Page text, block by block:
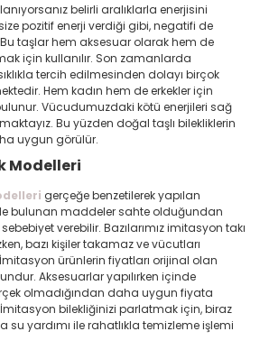
belirli aralıklarla enerjisini
pozitif enerji verdiği gibi, negatifi de
taşlar hem aksesuar olarak hem de
için kullanılır. Son zamanlarda
tercih edilmesinden dolayı birçok
Hem kadın hem de erkekler için
Vücudumuzdaki kötü enerjileri sağ
Bu yüzden doğal taşlı bilekliklerin
uygun görülür.
Modelleri
gerçeğe benzetilerek yapılan
bulunan maddeler sahte olduğundan
verebilir. Bazılarımız imitasyon takı
bazı kişiler takamaz ve vücutları
ürünlerin fiyatları orijinal olan
Aksesuarlar yapılırken içinde
olmadığından daha uygun fiyata
bilekliğinizi parlatmak için, biraz
su yardımı ile rahatlıkla temizleme işlemi